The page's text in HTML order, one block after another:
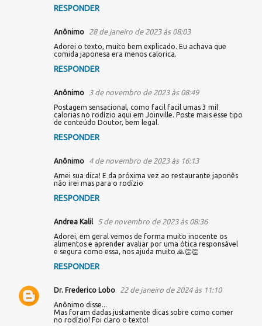
RESPONDER
Anônimo 28 de janeiro de 2023 às 08:03
Adorei o texto, muito bem explicado. Eu achava que
comida japonesa era menos calorica.
RESPONDER
Anônimo 3 de novembro de 2023 às 08:49
Postagem sensacional, como facil facil umas 3 mil
calorias no rodízio aqui em Joinville. Poste mais esse tipo
de conteúdo Doutor, bem legal.
RESPONDER
Anônimo 4 de novembro de 2023 às 16:13
Amei sua dica! E da próxima vez ao restaurante japonês
não irei mas para o rodízio
RESPONDER
Andrea Kalil 5 de novembro de 2023 às 08:36
Adorei, em geral vemos de forma muito inocente os
alimentos e aprender avaliar por uma ótica responsável
e segura como essa, nos ajuda muito 🙏👏👏
RESPONDER
Dr. Frederico Lobo 22 de janeiro de 2024 às 11:10
Anônimo disse...
Mas foram dadas justamente dicas sobre como comer
no rodízio! Foi claro o texto!